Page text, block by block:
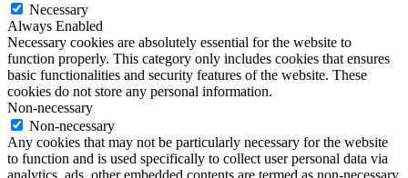
Necessary
Always Enabled
Necessary cookies are absolutely essential for the website to
function properly. This category only includes cookies that ensures
basic functionalities and security features of the website. These
cookies do not store any personal information.
Non-necessary
Non-necessary
Any cookies that may not be particularly necessary for the website
to function and is used specifically to collect user personal data via
analytics, ads, other embedded contents are termed as non-necessary